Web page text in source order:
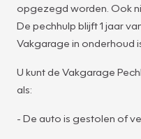
opgezegd worden. Ook
De pechhulp blijft 1 jaar
Vakgarage in onderhoud
U kunt de Vakgarage
als:
- De auto is gestolen of